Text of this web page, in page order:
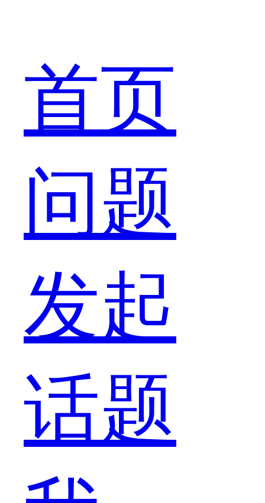
的
风
采。
但
是
首页
问题
发起
话题